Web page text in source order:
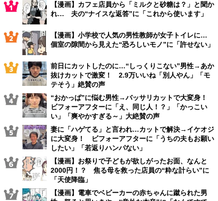
【漫画】カフェ店員から「ミルクと砂糖は？」と聞か
れ… 夫の“ナイスな返答”に「これから使います」
【漫画】小学校で人気の男性教師が女子トイレに…
個室の隙間から見えた“恐ろしいモノ”に「許せない」
前日にカットしたのに…“しっくりこない”男性→あか
抜けカットで激変！ 2.9万いいね「別人やん」「モ
テそう」絶賛の声
“おかっぱ”に悩む男性→バッサリカットで大変身！
ビフォーアフターに「え、同じ人！？」「かっこい
い」「爽やかすぎる～」大絶賛の声
妻に「ハゲてる」と言われ…カットで解決→イケオジ
に大変身！ ビフォーアフターに「うちの夫もお願い
したい」「若返りハンパない」
【漫画】お祭りで子どもが欲しがったお面、なんと
2000円！？ 焦る母を救った店員の“粋な計らい”に
「天使降臨」
【漫画】電車でベビーカーの赤ちゃんに蹴られた男